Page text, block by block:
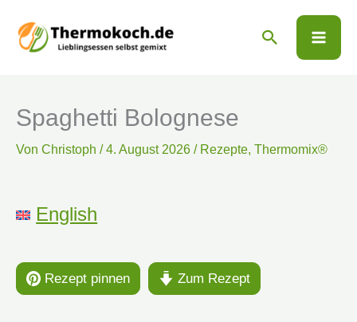
Zum
Inhalt
Suchen
Spaghetti Bolognese
Von Christoph /4. August 2026 / Rezepte, Thermomix®
English
Rezept pinnen Zum Rezept